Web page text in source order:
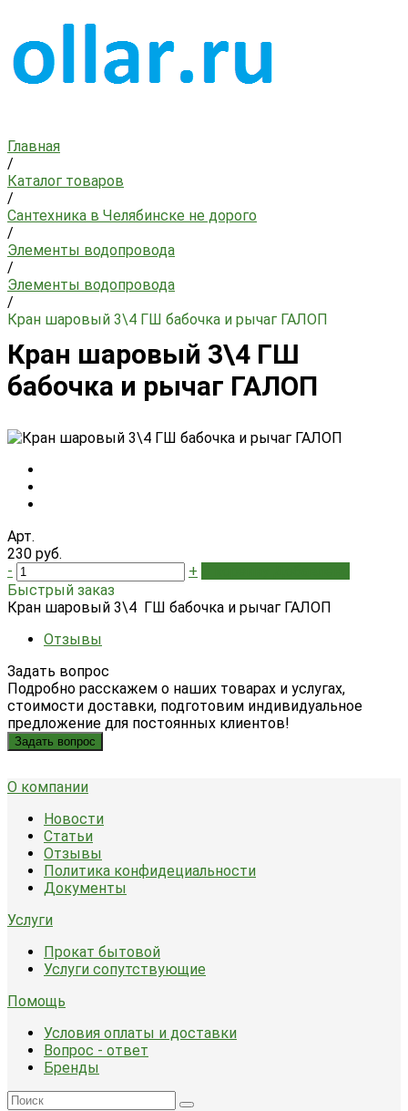
Главная
/
Каталог товаров
/
Сантехника в Челябинске не дорого
/
Элементы водопровода
/
Элементы водопровода
/
Кран шаровый 3\4 ГШ бабочка и рычаг ГАЛОП
Кран шаровый 3\4 ГШ
бабочка и рычаг ГАЛОП
Арт.
230 руб.
-
+
Быстрый заказ
Кран шаровый 3\4 ГШ бабочка и рычаг ГАЛОП
Отзывы
Задать вопрос
Подробно расскажем о наших товарах и услугах,
стоимости доставки, подготовим индивидуальное
предложение для постоянных клиентов!
Задать вопрос
О компании
Новости
Статьи
Отзывы
Политика конфидециальности
Документы
Услуги
Прокат бытовой
Услуги сопутствующие
Помощь
Условия оплаты и доставки
Вопрос - ответ
Бренды